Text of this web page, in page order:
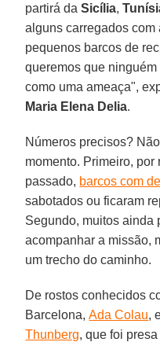
partirá daSicília,
alguns carregados
pequenos barcos de
queremos que
como uma ameaça",
Maria Elena Delia.
Números precisos?
momento. Primeiro,
passado, barcos com
sabotados ou ficaram
Segundo, muitos ainda
acompanhar a missão,
um trecho do caminho.
De rostos conhecidos
Barcelona,Ada Colau,
Thunberg, que foi